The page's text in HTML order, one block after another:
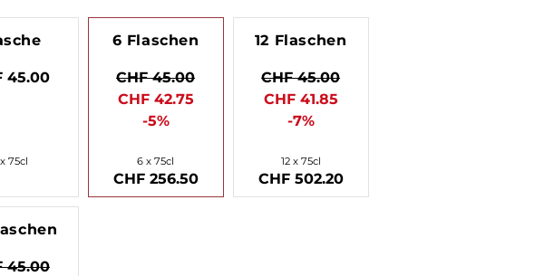
45.00
75cl
6 Flaschen
CHF 45.00
CHF 42.75
-5%
6 x 75cl
CHF 256.50
12 Flaschen
CHF 45.00
CHF 41.85
-7%
12 x 75cl
CHF 502.20
45.00